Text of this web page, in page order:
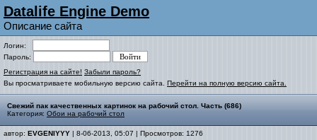
Datalife Engine Demo
Описание сайта
Логин:
Пароль:
Регистрация на сайте! Забыли пароль?
Вы просматриваете мобильную версию сайта. Перейти на полную версию сайта.
Свежий пак качественных картинок на рабочий стол. Часть (686)
Категория: Обои на рабочий стол
автор: EVGENIYYY | 8-06-2013, 05:07 | Просмотров: 1276